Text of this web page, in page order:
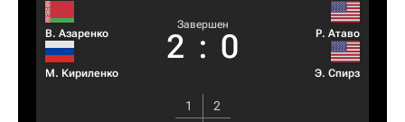
В. Азаренко
М. Кириленко
Завершен
2 : 0 Р. Атаво
Э. Спирз
1
2